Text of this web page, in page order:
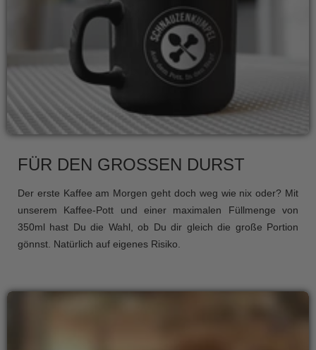
FÜR DEN GROSSEN DURST
Der erste Kaffee am Morgen geht doch weg wie nix oder? Mit
unserem Kaffee-Pott und einer maximalen Füllmenge von
350ml hast Du die Wahl, ob Du dir gleich die große Portion
gönnst. Natürlich auf eigenes Risiko.